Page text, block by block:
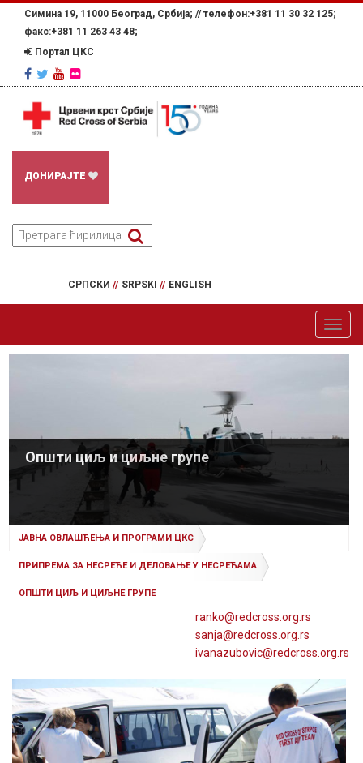
Симина 19, 11000 Београд, Србија; // телефон:+381 11 30 32 125;
факс:+381 11 263 43 48;
Портал ЦКС
ДОНИРАЈТЕ
СРПСКИ // SRPSKI // ENGLISH
Општи циљ и циљне групе
ЈАВНА ОВЛАШЋЕЊА И ПРОГРАМИ ЦКС
ПРИПРЕМА ЗА НЕСРЕЋЕ И ДЕЛОВАЊЕ У НЕСРЕЋАМА
ОПШТИ ЦИЉ И ЦИЉНЕ ГРУПЕ
ranko@redcross.org.rs
sanja@redcross.org.rs
ivanazubovic@redcross.org.rs